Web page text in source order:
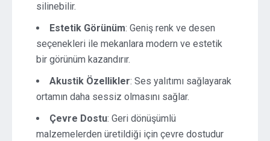
silinebilir.
Estetik Görünüm: Geniş renk ve desen
seçenekleri ile mekanlara modern ve estetik
bir görünüm kazandırır.
Akustik Özellikler: Ses yalıtımı sağlayarak
ortamın daha sessiz olmasını sağlar.
Çevre Dostu: Geri dönüşümlü
malzemelerden üretildiği için çevre dostudur